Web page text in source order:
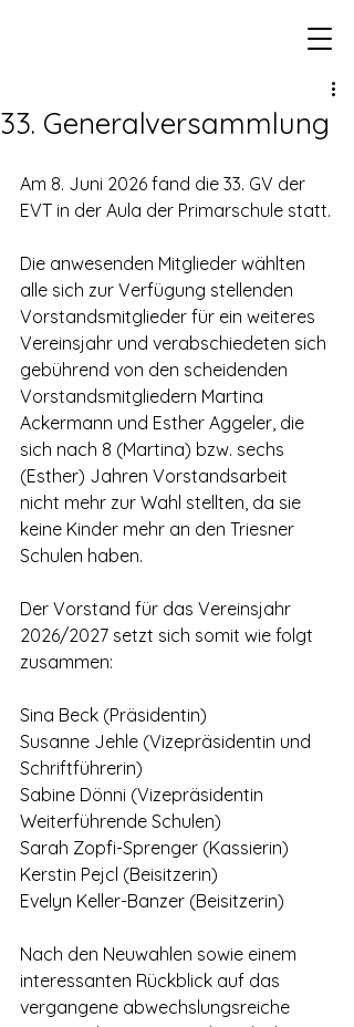
33. Generalversammlung
Am 8. Juni 2026 fand die 33. GV der
EVT in der Aula der Primarschule statt.
Die anwesenden Mitglieder wählten
alle sich zur Verfügung stellenden
Vorstandsmitglieder für ein weiteres
Vereinsjahr und verabschiedeten sich
gebührend von den scheidenden
Vorstandsmitgliedern Martina
Ackermann und Esther Aggeler, die
sich nach 8 (Martina) bzw. sechs
(Esther) Jahren Vorstandsarbeit
nicht mehr zur Wahl stellten, da sie
keine Kinder mehr an den Triesner
Schulen haben.
Der Vorstand für das Vereinsjahr
2026/2027 setzt sich somit wie folgt
zusammen:
Sina Beck (Präsidentin)
Susanne Jehle (Vizepräsidentin und
Schriftführerin)
Sabine Dönni (Vizepräsidentin
Weiterführende Schulen)
Sarah Zopfi-Sprenger (Kassierin)
Kerstin Pejcl (Beisitzerin)
Evelyn Keller-Banzer (Beisitzerin)
Nach den Neuwahlen sowie einem
interessanten Rückblick auf das
vergangene abwechslungsreiche